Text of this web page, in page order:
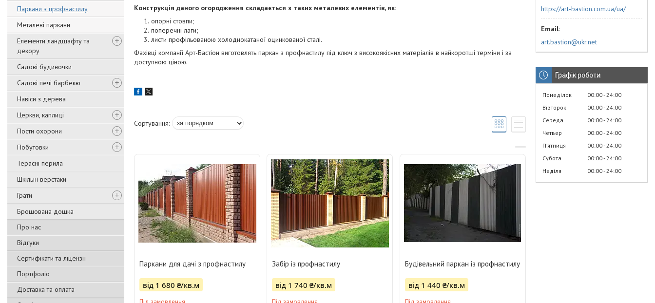
Паркани з профнастилу
Металеві паркани
Елементи ландшафту та
декору
Садові будиночки
Садові печі барбекю
Навіси з дерева
Церкви, каплиці
Пости охорони
Побутовки
Терасні перила
Шкільні верстаки
Грати
Брошована дошка
Про нас
Відгуки
Сертифікати та ліцензії
Портфоліо
Доставка та оплата
Конструкція даного огородження складається з таких металевих елементів, як:
опорні стовпи;
поперечні лаги;
листи профільованою холоднокатаної оцинкованої сталі.
Фахівці компанії Арт-Бастіон виготовлять паркан з профнастилу під ключ з високоякісних матеріалів в найкоротші терміни і за
доступною ціною.
Паркани для дачі з профнастилу
від 1 680 ₴/кв.м
Забір із профнастилу
від 1 740 ₴/кв.м
Будівельний паркан із профнастилу
від 1 440 ₴/кв.м
https://art-bastion.com.ua/ua/
art.bastion@ukr.net
Графік роботи
Понеділок 00:00 24:00
Вівторок
00:00 24:00
Середа
00:00 24:00
Четвер
00:00 24:00
Пʼятниця
00:00 24:00
Субота
00:00 24:00
Неділя
00:00 24:00